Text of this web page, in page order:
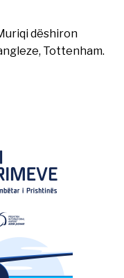
dëshiron
Tottenham.